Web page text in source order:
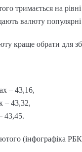
тримається на
валюту
краще обрати для
– 43,16,
– 43,32,
43,45.
(інфографіка